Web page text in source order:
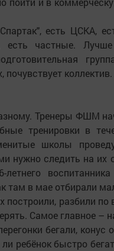
есть ЦСКА,
частные. Лучше
почувствует коллектив.
Тренеры ФШМ
тренировки в
школы
нужно следить на их
там в мае отбирали
разбили по
Самое главное –
бегали, конус
ребёнок быстро